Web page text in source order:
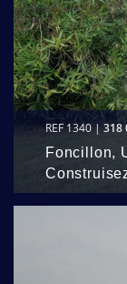
REF 1340 |318
Foncillon,